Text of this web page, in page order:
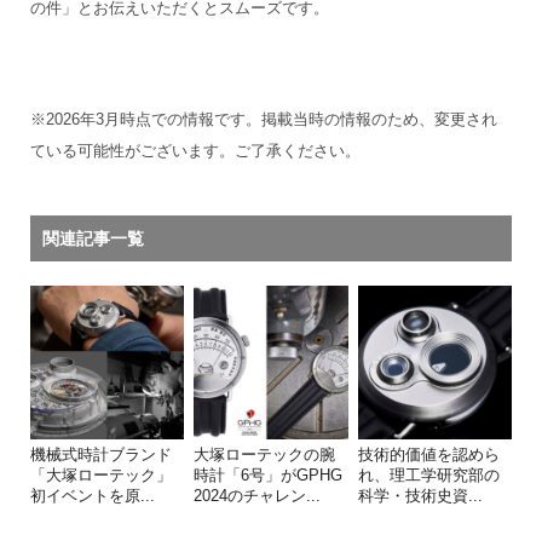
の件」とお伝えいただくとスムーズです。
※2026年3月時点での情報です。掲載当時の情報のため、変更され
ている可能性がございます。ご了承ください。
関連記事一覧
機械式時計ブランド
「大塚ローテック」
初イベントを原...
大塚ローテックの腕
時計「6号」がGPHG
2024のチャレン...
技術的価値を認めら
れ、理工学研究部の
科学・技術史資...